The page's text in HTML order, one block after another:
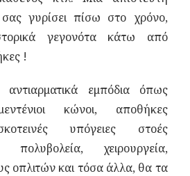
γυρίσει πίσω στο χρόνο,
γεγονότα κάτω από
!
αντιαρματικά εμπόδια όπως
κώνοι, αποθήκες
υπόγειες στοές
πολυβολεία, χειρουργεία,
οπλιτών και τόσα άλλα, θα τα